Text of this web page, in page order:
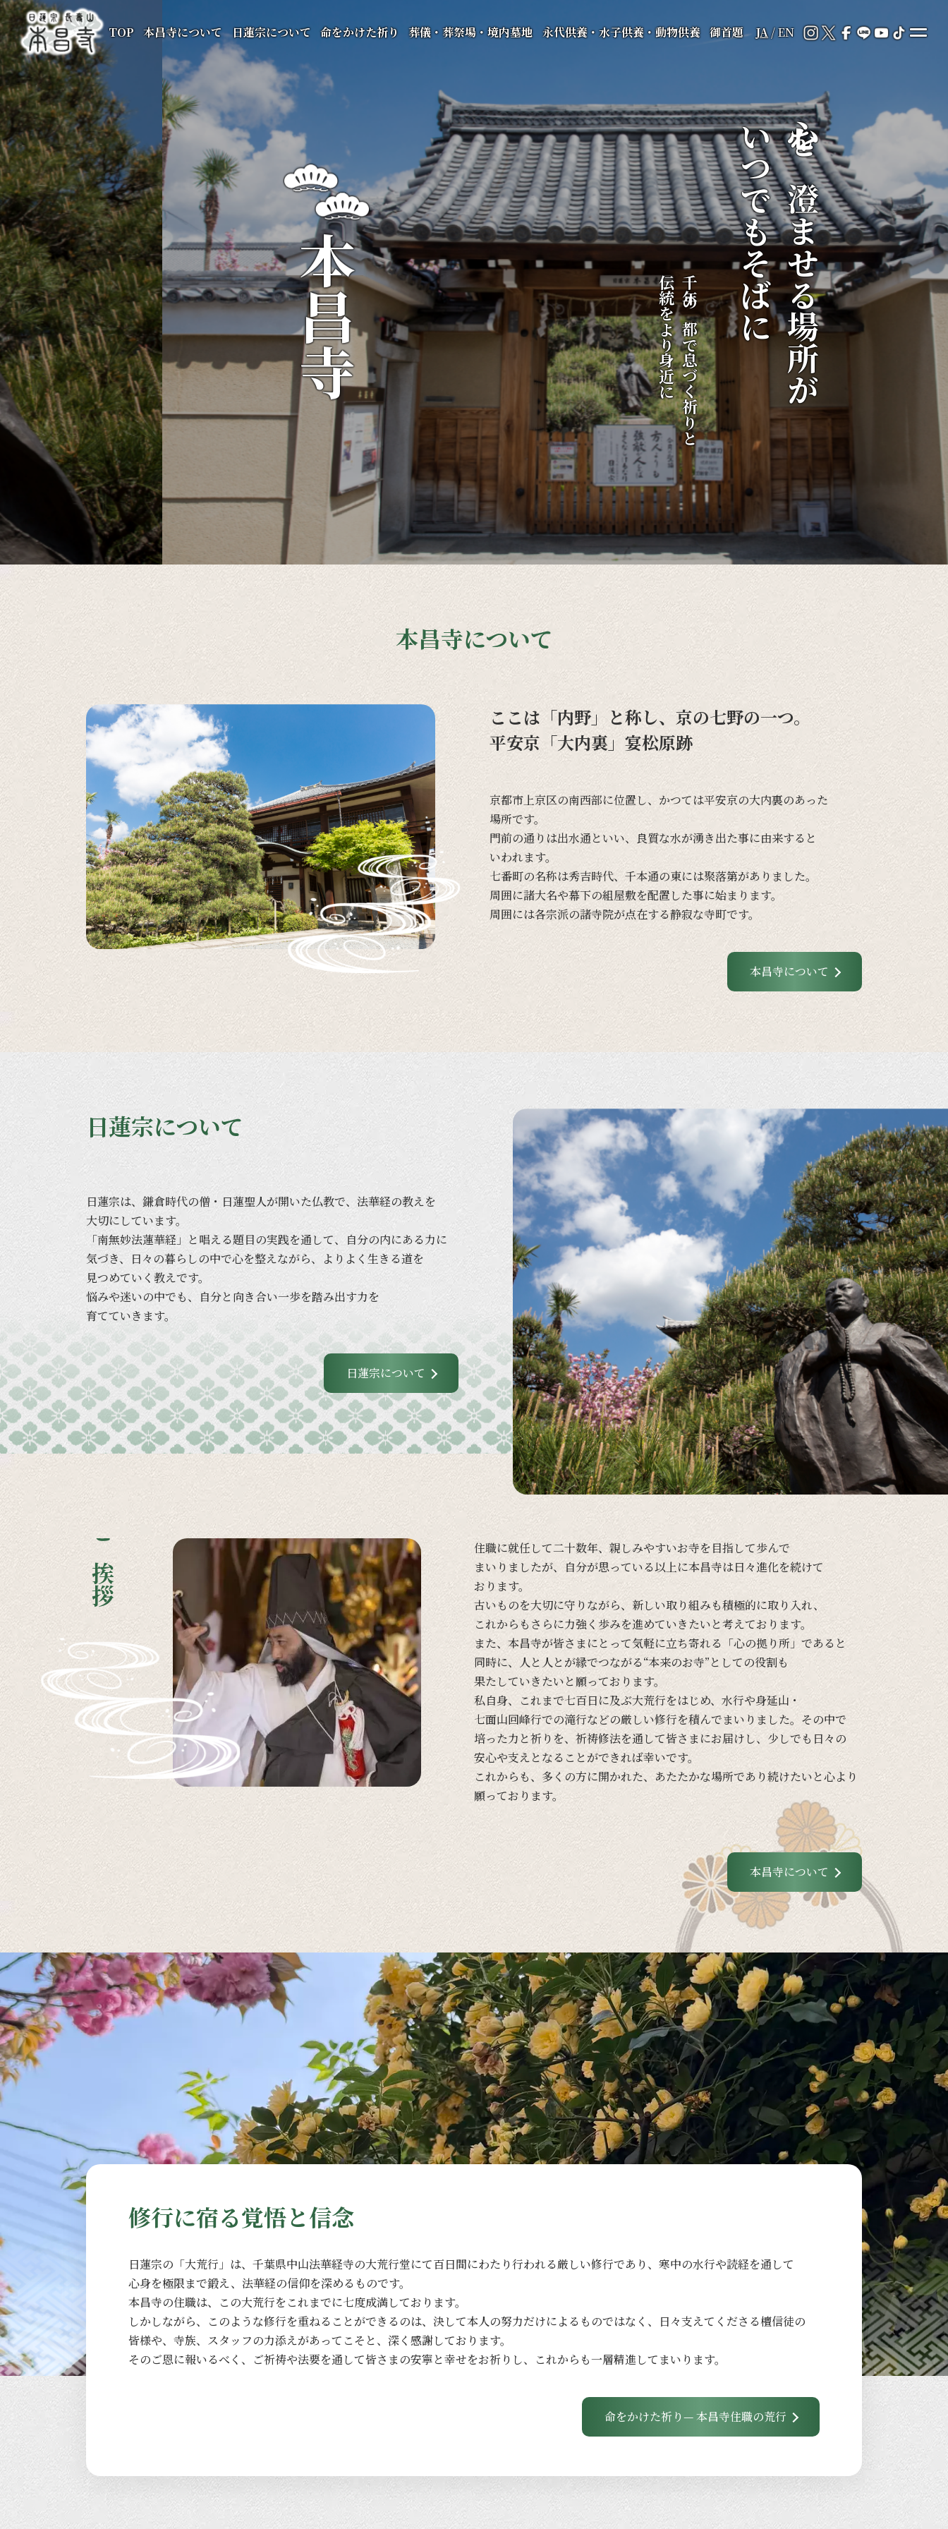
TOP 本昌寺について 日蓮宗について 命をかけた祈り 葬儀・葬祭場・境内墓地 永代供養・水子供養・動物供養 御首題 JA/EN
心を澄ませる場所が
いつでもそばに
千年の都で息づく祈りと
伝統をより身近に
本昌寺
本昌寺について
ここは「内野」と称し、京の七野の一つ。
平安京「大内裏」宴松原跡
京都市上京区の南西部に位置し、 かつては平安京の大内裏のあった
場所です。
門前の通りは出水通といい、 良質な水が湧き出た事に由来すると
いわれます。
七番町の名称は秀吉時代、千本通の東には聚落第がありました。
周囲に諸大名や幕下の組屋敷を配置した事に始まります。
周囲には各宗派の諸寺院が点在する静寂な寺町です。
本昌寺について
日蓮宗について
日蓮宗は、 鎌倉時代の僧・日蓮聖人が開いた仏教で、 法華経の教えを
大切にしています。
「南無妙法蓮華経」と唱える題目の実践を通して、 自分の内にある力に
気づき、
日々の暮らしの中で心を整えながら、 より よく 生きる道を
見つめていく 教えです。
悩みや迷いの中でも、 自分と向き合い一歩を踏み出す力を
育てていきます。
日蓮宗について
ご挨拶 住職に就任して二十数年、 親しみやすいお寺を目指して歩んで
まいりましたが、自分が思っている以上に本昌寺は日々進化を続けて
おります。
古いものを大切に守りながら、 新しい取り組みも積極的に取り入れ、
これからも さらに力強く 歩みを進めていきたいと考えております。
また、 本昌寺が皆さまにとって気軽に立ち寄れる 「心の拠り所」であると
同時に、 人と 人とが縁でつながる“本来のお寺”と しての役割も
果たしていきたいと願っております。
私自身、
これまで七百日に及ぶ大荒行をはじめ、 水行や身延山・
七面山回峰行での滝行などの厳しい修行を積んでまいりました。 その中で
培った力と祈りを、 祈祷修法を通して皆さまにお届けし、少しでも 日々の
安心や支えとなる ことができれば幸いです。
これからも、 多くの方に開かれた、 あたたかな場所であり続けたいと心より
願っております。
本昌寺について
修行に宿る覚悟と信念
日蓮宗の 「大荒行」は、 千葉県中山法華経寺の大荒行堂にて百日間にわたり行われる厳しい修行であり、 寒中の水行や読経を通して
心身を極限まで鍛え、 法華経の信仰を深める ものです。
本昌寺の住職は、 この大荒行をこれまでに七度成満しております。
しかしながら、
このような修行を重ねる ことができるのは、 決して本人の努力だけによる ものではなく、 日々支えてくださる檀信徒の
皆様や、 寺族、 スタッフの力添えがあってこそと、 深く 感謝しております。
そのご恩に報いるべく、 ご祈祷や法要を通して皆さまの安寧と幸せをお祈りし、 これからも一層精進してまいります。
命をかけた祈り— 本昌寺住職の荒行